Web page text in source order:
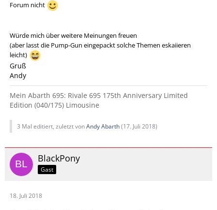
Forum nicht
Würde mich über weitere Meinungen freuen
(aber lasst die Pump-Gun eingepackt solche Themen eskaiieren
leicht)
Gruß
Andy
Mein Abarth 695: Rivale 695 175th Anniversary Limited
Edition (040/175) Limousine
3 Mal editiert, zuletzt vonAndy Abarth(17. Juli 2018)
BlackPony
Gast
18. Juli 2018